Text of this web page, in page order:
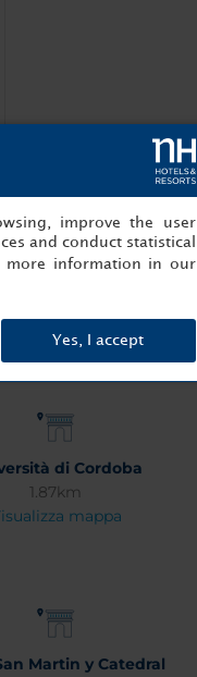
di Cordoba
1.87km
mappa
Martin y Catedral
improve the user
and conduct statistical
more information in our
Yes, I accept